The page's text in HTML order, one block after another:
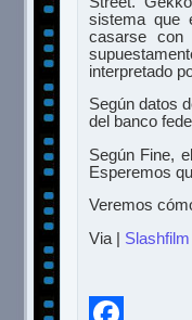
sistema que
casarse
interpretado
Según datos
del banco
Según Fine,
Esperemos
Veremos
Via | Slashfilm